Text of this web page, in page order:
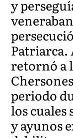
y
Patriarca.
retornó a
periodo
los cuales
y ayunos